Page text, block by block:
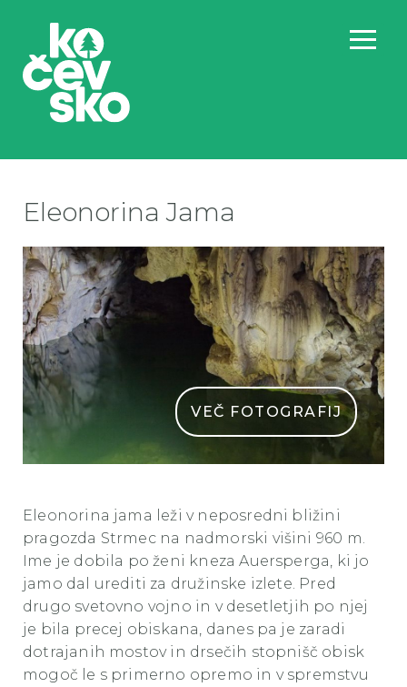
Eleonorina Jama
VEČ FOTOGRAFIJ
Eleonorina jama leži v neposredni bližini
pragozda Strmec na nadmorski višini 960 m.
Ime je dobila po ženi kneza Auersperga, ki jo
jamo dal urediti za družinske izlete. Pred
drugo svetovno vojno in v desetletjih po njej
je bila precej obiskana, danes pa je zaradi
dotrajanih mostov in drsečih stopnišč obisk
mogoč le s primerno opremo in v spremstvu